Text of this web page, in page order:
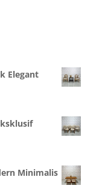
Elegant
Minimalis